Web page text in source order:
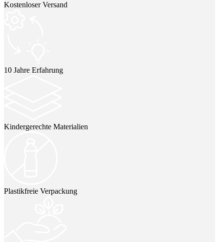
Kostenloser Versand
10 Jahre Erfahrung
Kindergerechte Materialien
Plastikfreie Verpackung